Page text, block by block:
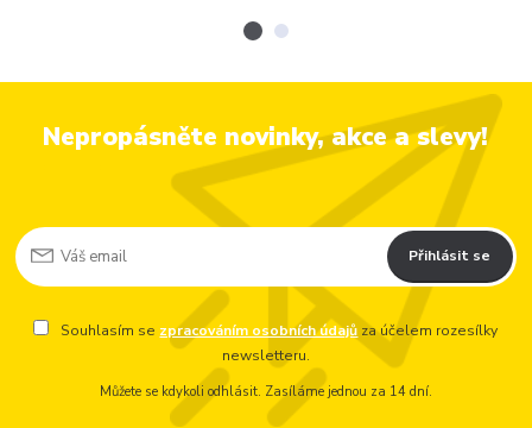
Nepropásněte novinky, akce a slevy!
Přihlásit se
Souhlasím se zpracováním osobních údajů za účelem rozesílky
newsletteru.
Můžete se kdykoli odhlásit. Zasíláme jednou za 14 dní.